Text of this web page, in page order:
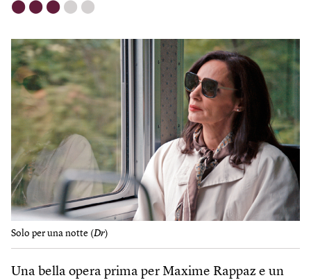
⬤ ⬤ ⬤ ⬤ ⬤
Solo per una notte (Dr)
Una bella opera prima per Maxime Rappaz e un